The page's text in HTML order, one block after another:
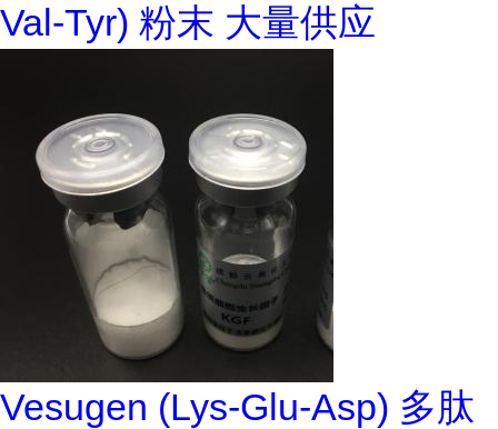
Val-Tyr) 粉末 大量供应
Vesugen (Lys-Glu-Asp) 多肽